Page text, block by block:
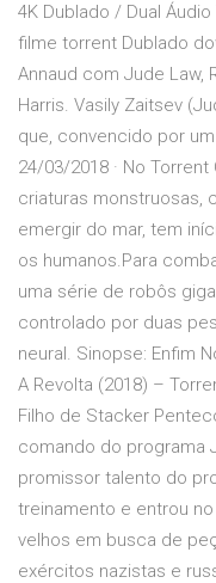
4K Dublado / Dual
filme torrent Dublado
Annaud com Jude Law,
Harris. Vasily Zaitsev
que, convencido por
24/03/2018 · No
criaturas monstruosas,
emergir do mar, tem
os humanos.Para
uma série de robôs
controlado por duas
neural. Sinopse: Enfim
A Revolta (2018) –
Filho de Stacker
comando do programa
promissor talento do
treinamento e entrou
velhos em busca de
exércitos nazistas e